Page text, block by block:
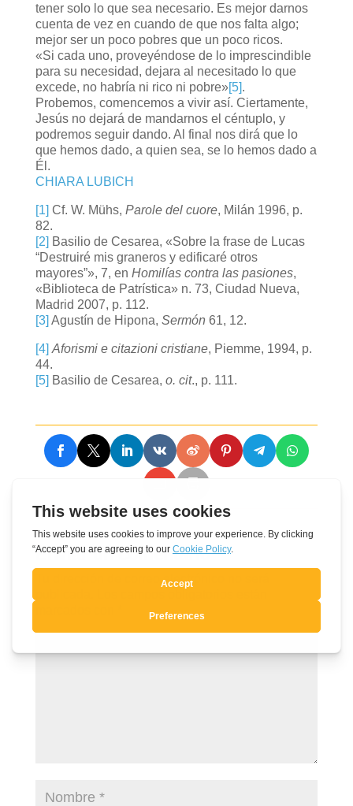
tener solo lo que sea necesario. Es mejor darnos
cuenta de vez en cuando de que nos falta algo;
mejor ser un poco pobres que un poco ricos.
«Si cada uno, proveyéndose de lo imprescindible
para su necesidad, dejara al necesitado lo que
excede, no habría ni rico ni pobre»[5].
Probemos, comencemos a vivir así. Ciertamente,
Jesús no dejará de mandarnos el céntuplo, y
podremos seguir dando. Al final nos dirá que lo
que hemos dado, a quien sea, se lo hemos dado a
Él.
CHIARA LUBICH
[1] Cf. W. Mühs, Parole del cuore, Milán 1996, p.
82.
[2] Basilio de Cesarea, «Sobre la frase de Lucas
“Destruiré mis graneros y edificaré otros
mayores”», 7, en Homilías contra las pasiones,
«Biblioteca de Patrística» n. 73, Ciudad Nueva,
Madrid 2007, p. 112.
[3] Agustín de Hipona, Sermón 61, 12.
[4] Aforismi e citazioni cristiane, Piemme, 1994, p.
44.
[5] Basilio de Cesarea, o. cit., p. 111.
Enviar un comentario
Tu dirección de correo electrónico no será